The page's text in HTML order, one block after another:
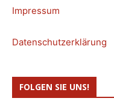
Impressum
Datenschutzerklärung
FOLGEN SIE UNS!